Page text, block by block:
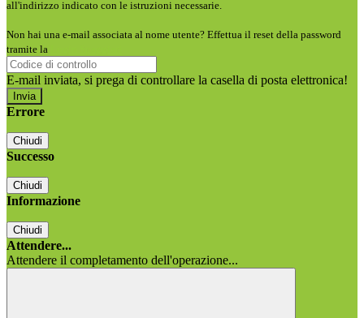
all'indirizzo indicato con le istruzioni necessarie.
Non hai una e-mail associata al nome utente? Effettua il reset della password
tramite la
E-mail inviata, si prega di controllare la casella di posta elettronica!
Errore
Chiudi
Successo
Chiudi
Informazione
Chiudi
Attendere...
Attendere il completamento dell'operazione...